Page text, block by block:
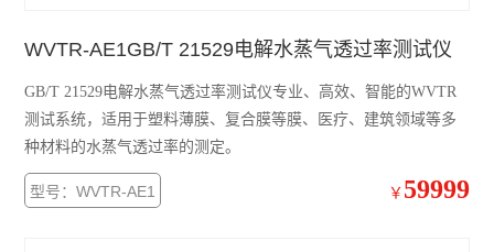
WVTR-AE1GB/T 21529电解水蒸气透过率测试仪
GB/T 21529电解水蒸气透过率测试仪专业、高效、智能的WVTR
测试系统，适用于塑料薄膜、复合膜等膜、医疗、建筑领域等多
种材料的水蒸气透过率的测定。
型号：WVTR-AE1 ￥ 59999